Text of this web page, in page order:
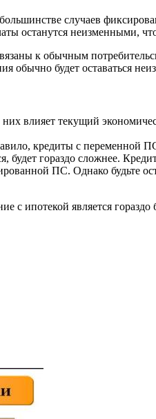
случаев
останутся неизменными,
к обычным
обычно будет оставаться
влияет текущий
кредиты с переменной
гораздо сложнее.
ПС. Однако будьте
ипотекой является